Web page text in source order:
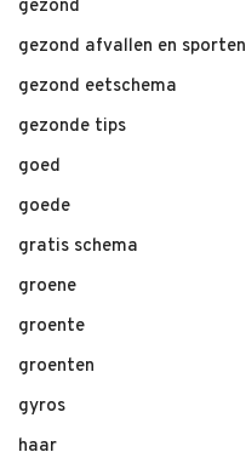
gezond
gezond afvallen en sporten
gezond eetschema
gezonde tips
goed
goede
gratis schema
groene
groente
groenten
gyros
haar